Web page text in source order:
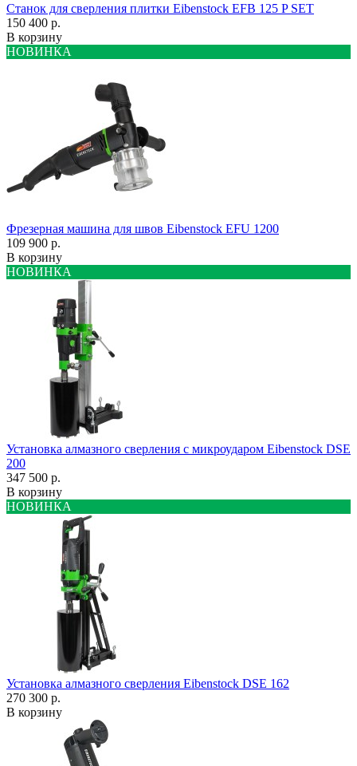
Станок для сверления плитки Eibenstock EFB 125 P SET
150 400 р.
В корзину
НОВИНКА
Фрезерная машина для швов Eibenstock EFU 1200
109 900 р.
В корзину
НОВИНКА
Установка алмазного сверления с микроударом Eibenstock DSE
200
347 500 р.
В корзину
НОВИНКА
Установка алмазного сверления Eibenstock DSE 162
270 300 р.
В корзину